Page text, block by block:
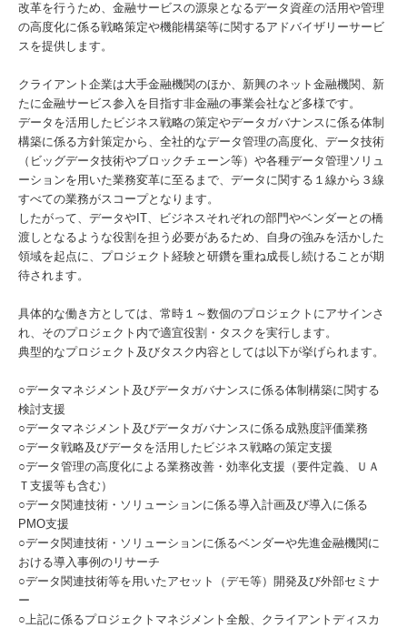
改革を行うため、金融サービスの源泉となるデータ資産の活用や管理
の高度化に係る戦略策定や機能構築等に関するアドバイザリーサービ
スを提供します。
クライアント企業は大手金融機関のほか、新興のネット金融機関、新
たに金融サービス参入を目指す非金融の事業会社など多様です。
データを活用したビジネス戦略の策定やデータガバナンスに係る体制
構築に係る方針策定から、全社的なデータ管理の高度化、データ技術
（ビッグデータ技術やブロックチェーン等）や各種データ管理ソリュ
ーションを用いた業務変革に至るまで、データに関する１線から３線
すべての業務がスコープとなります。
したがって、データやIT、ビジネスそれぞれの部門やベンダーとの橋
渡しとなるような役割を担う必要があるため、自身の強みを活かした
領域を起点に、プロジェクト経験と研鑽を重ね成長し続けることが期
待されます。
具体的な働き方としては、常時１～数個のプロジェクトにアサインさ
れ、そのプロジェクト内で適宜役割・タスクを実行します。
典型的なプロジェクト及びタスク内容としては以下が挙げられます。
○データマネジメント及びデータガバナンスに係る体制構築に関する
検討支援
○データマネジメント及びデータガバナンスに係る成熟度評価業務
○データ戦略及びデータを活用したビジネス戦略の策定支援
○データ管理の高度化による業務改善・効率化支援（要件定義、ＵＡ
Ｔ支援等も含む）
○データ関連技術・ソリューションに係る導入計画及び導入に係る
PMO支援
○データ関連技術・ソリューションに係るベンダーや先進金融機関に
おける導入事例のリサーチ
○データ関連技術等を用いたアセット（デモ等）開発及び外部セミナ
ー
○上記に係るプロジェクトマネジメント全般、クライアントディスカ